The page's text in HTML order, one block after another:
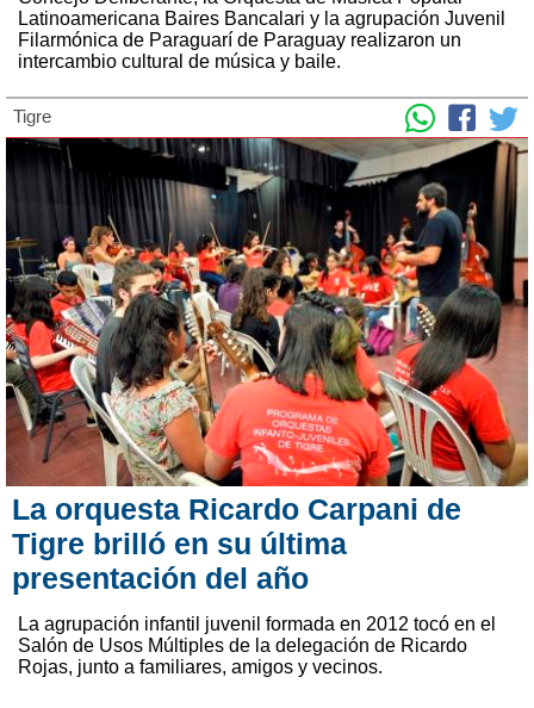
Latinoamericana Baires Bancalari y la agrupación Juvenil
Filarmónica de Paraguarí de Paraguay realizaron un
intercambio cultural de música y baile.
Tigre
La orquesta Ricardo Carpani de
Tigre brilló en su última
presentación del año
La agrupación infantil juvenil formada en 2012 tocó en el
Salón de Usos Múltiples de la delegación de Ricardo
Rojas, junto a familiares, amigos y vecinos.